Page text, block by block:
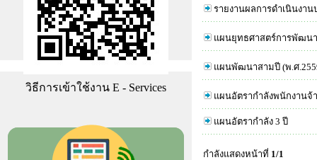
วิธีการเข้าใช้งาน E - Services
รายงานผลการดำเนินงาน
แผนยุทธศาสตร์การพัฒนา
แผนพัฒนาสามปี (พ.ศ
แผนอัตรากำลังพนักงานจ้
แผนอัตรากำลัง 3 ปี
กำลังแสดงหน้าที่ 1/1